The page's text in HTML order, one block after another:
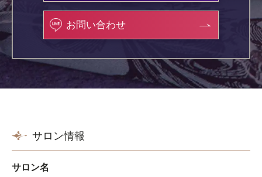
お問い合わせ
サロン情報
サロン名